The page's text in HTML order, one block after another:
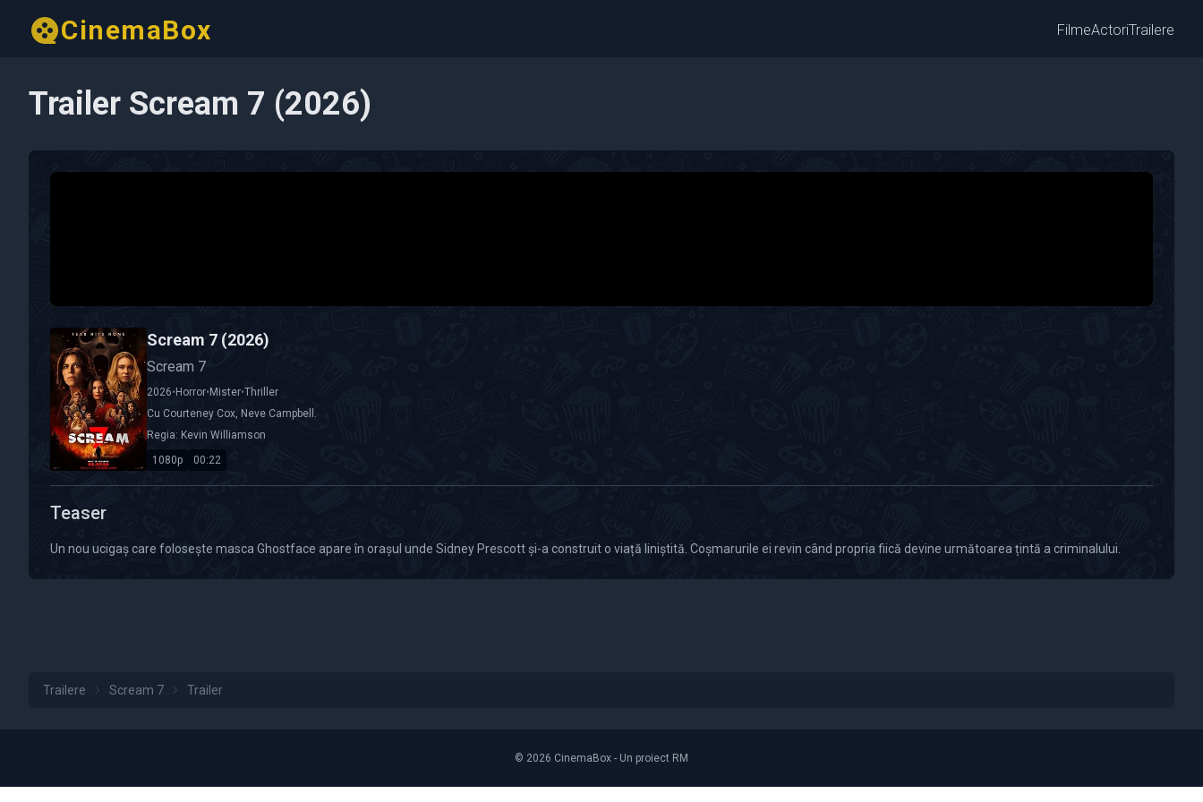
CinemaBox FilmeActoriTrailere
Trailer Scream 7 (2026)
Scream 7 (2026)
Scream 7
2026• Horror• Mister•Thriller
Cu Courteney Cox, Neve Campbell .
Regia: Kevin Williamson
1080p
Calitate Video: HD 1080p
00:22
Durată: 00:22
Teaser
Un nou ucigaș care folosește masca Ghostface apare în orașul unde Sidney Prescott și-a construit o viață liniștită. Coșmarurile ei revin când propria fiică devine următoarea țintă a criminalului.
Trailere Scream 7 Trailer
© 2026 CinemaBox - Un proiect RM